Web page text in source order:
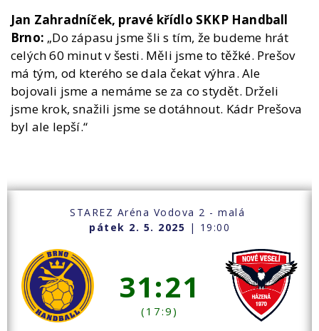
Jan Zahradníček, pravé křídlo SKKP Handball
Brno: „Do zápasu jsme šli s tím, že budeme hrát
celých 60 minut v šesti. Měli jsme to těžké. Prešov
má tým, od kterého se dala čekat výhra. Ale
bojovali jsme a nemáme se za co stydět. Drželi
jsme krok, snažili jsme se dotáhnout. Kádr Prešova
byl ale lepší.“
STAREZ Aréna Vodova 2 - malá
pátek 2. 5. 2025 | 19:00
31:21
(17:9)